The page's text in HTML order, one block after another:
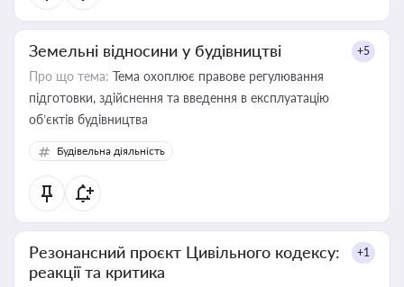
Земельні відносини у будівництві +5
Про що тема: Тема охоплює правове регулювання
підготовки, здійснення та введення в експлуатацію
об’єктів будівництва
Будівельна діяльність
Резонансний проєкт Цивільного кодексу:
реакції та критика
+1